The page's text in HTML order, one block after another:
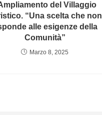
del Villaggio
“Una scelta che non
alle esigenze della
Comunità”
Marzo 8, 2025